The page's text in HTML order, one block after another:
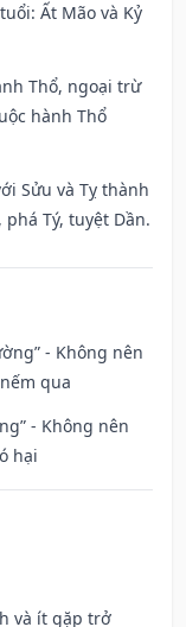
Ất Mão và Kỷ
Thổ, ngoại trừ
hành Thổ
Sửu và Tỵ thành
Tý, tuyệt Dần.
- Không nên
qua
- Không nên
hại
và ít gặp trở